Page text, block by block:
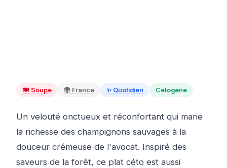
🍽️ Soupe 🌍 France ✨ Quotidien Cétogène
Un velouté onctueux et réconfortant qui marie
la richesse des champignons sauvages à la
douceur crémeuse de l'avocat. Inspiré des
saveurs de la forêt, ce plat céto est aussi